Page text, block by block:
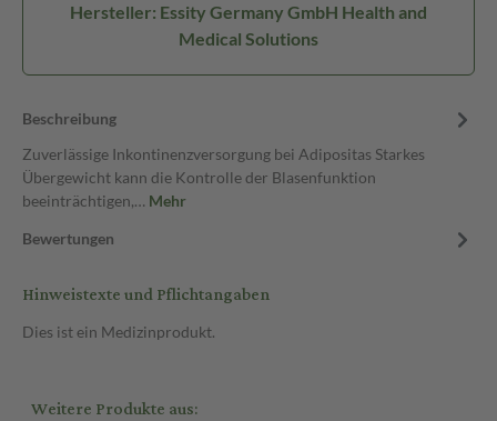
Hersteller: Essity Germany GmbH Health and
Medical Solutions
Beschreibung
Zuverlässige Inkontinenzversorgung bei Adipositas Starkes
Übergewicht kann die Kontrolle der Blasenfunktion
beeinträchtigen,… Mehr
Bewertungen
Hinweistexte und Pflichtangaben
Dies ist ein Medizinprodukt.
Weitere Produkte aus: